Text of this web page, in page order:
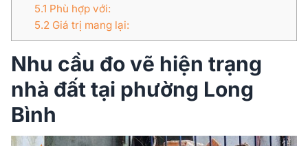
5.1 Phù hợp với:
5.2Giá trị mang lại:
Nhu cầu đo vẽ hiện trạng
nhà đất tại phường Long
Bình